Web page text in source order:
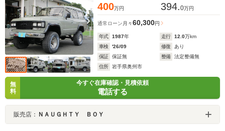
400万円 394.0万円
通常ローン 月々60,300円
年式 1987年 走行 12.0万km
車検
'26/09 修復
あり
保証
保証無 整備
法定整備無
住所
岩手県奥州市
無
料
今すぐ在庫確認・見積依頼
電話する
販売店： ＮＡＵＧＨＴＹ ＢＯＹ